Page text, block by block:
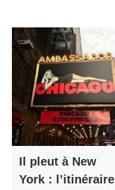
Il pleut à New
York : l’itinéraire